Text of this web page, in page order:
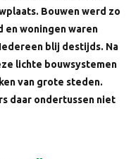
Bouwen werd zo
en woningen waren
blij destijds. Na
lichte bouwsystemen
van grote steden.
daar ondertussen niet